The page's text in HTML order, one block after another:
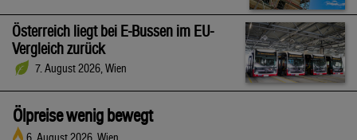
Österreich liegt bei E-Bussen im EU-
Vergleich zurück
7. August 2026, Wien
Ölpreise wenig bewegt